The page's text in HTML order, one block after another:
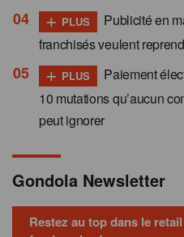
+ PLUS
Publicité en
franchisés veulent
+ PLUS
Paiement
10 mutations qu’aucun
peut ignorer
Gondola Newsletter
Restez au top dans le